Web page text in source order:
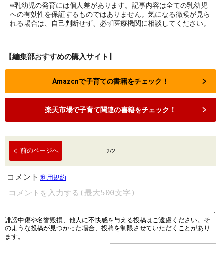
※乳幼児の発育には個人差があります。記事内容は全ての乳幼児
への有効性を保証するものではありません。気になる徴候が見ら
れる場合は、自己判断せず、必ず医療機関に相談してください。
【編集部おすすめの購入サイト】
Amazonで子育ての書籍をチェック！
楽天市場で子育て関連の書籍をチェック！
前のページへ 2/2